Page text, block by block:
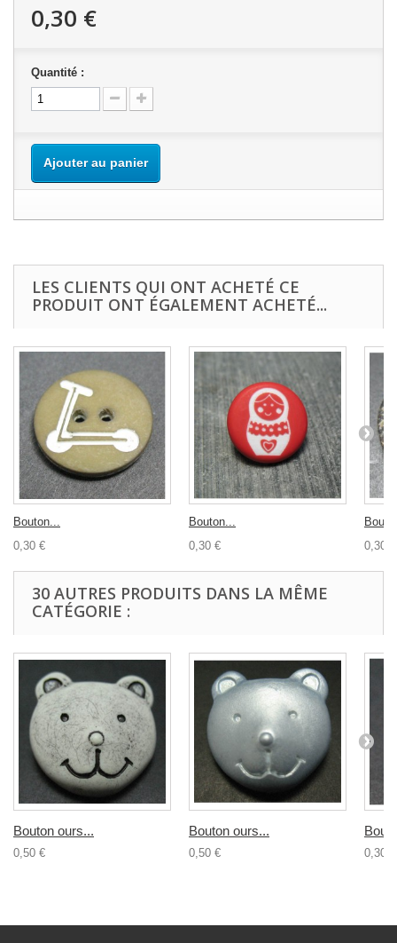
0,30 €
Quantité :
Ajouter au panier
LES CLIENTS QUI ONT ACHETÉ CE
PRODUIT ONT ÉGALEMENT ACHETÉ...
Bouton...
0,30 €
Bouton...
0,30 €
0,30 €
30 AUTRES PRODUITS DANS LA MÊME
CATÉGORIE :
Bouton ours...
0,50 €
Bouton ours...
0,50 € 0,30 €